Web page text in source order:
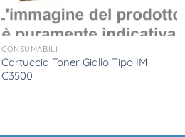
CONSUMABILI
Cartuccia Toner Giallo Tipo IM
C3500